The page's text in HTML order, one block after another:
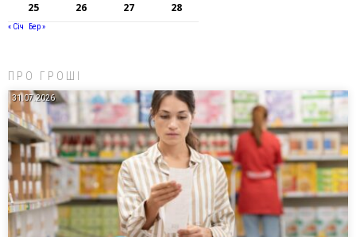
25 26 27 28
« Січ Бер »
ПРО ГРОШІ
31.07.2026